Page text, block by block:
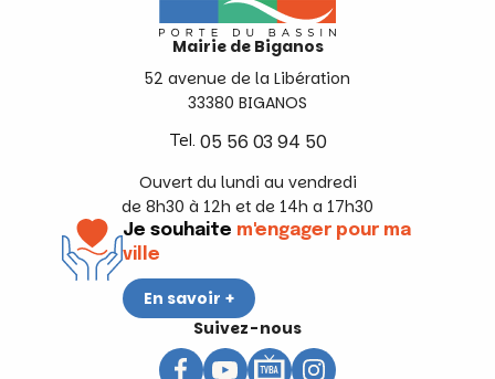
Mairie de Biganos
52 avenue de la Libération
33380 BIGANOS
Tel. 05 56 03 94 50
Ouvert du lundi au vendredi
de 8h30 à 12h et de 14h a 17h30
Je souhaite m'engager pour ma
ville
En savoir +
Suivez-nous